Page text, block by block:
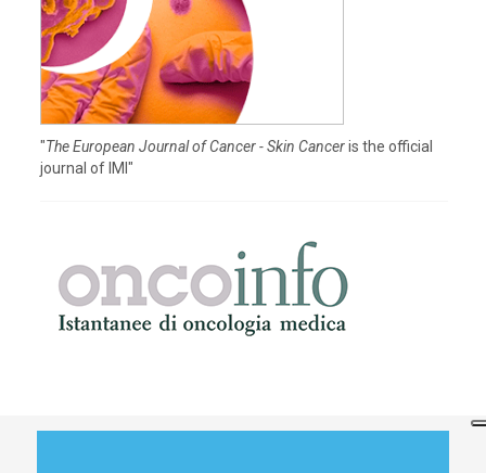
"The European Journal of Cancer - Skin Canceris the official
journal of IMI"